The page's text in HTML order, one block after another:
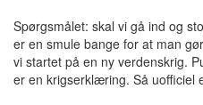
Spørgsmålet: skal vi gå ind og
er en smule bange for at man
vi startet på en ny verdenskrig.
er en krigserklæring. Så uofficiel